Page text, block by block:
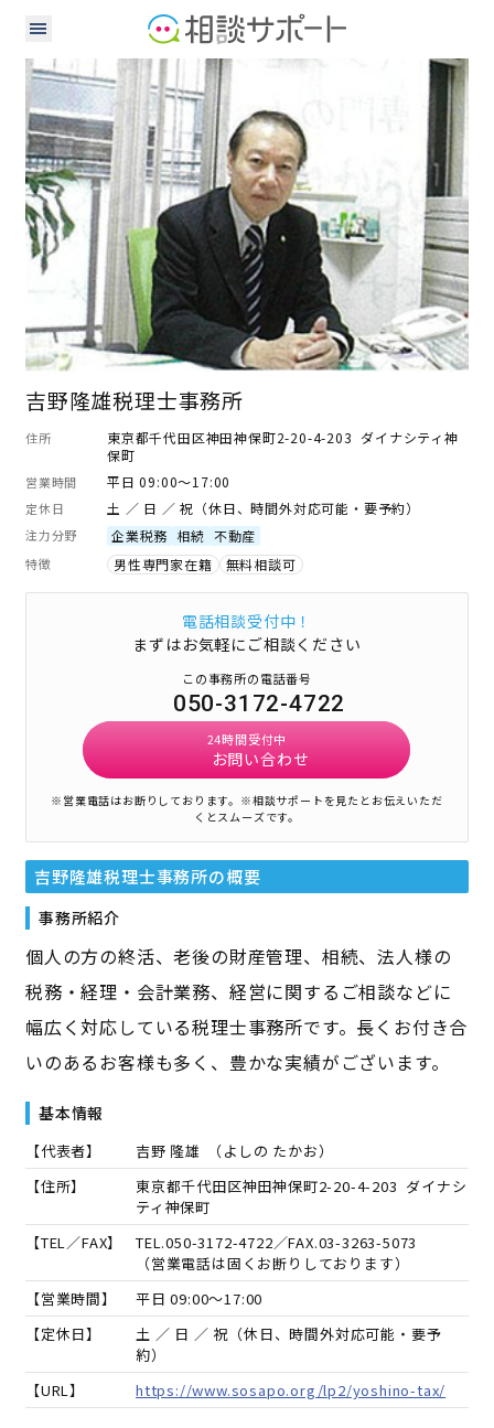
吉野隆雄税理士事務所
住所
東京都千代田区神田神保町2-20-4-203 ダイナシティ神
保町
営業時間 平日 09:00～17:00
定休日 土 ／ 日 ／ 祝（休日、時間外対応可能・要予約）
注力分野 企業税務 相続 不動産
特徴 男性専門家在籍 無料相談可
電話相談受付中！
まずはお気軽にご相談ください
この事務所の電話番号
050-3172-4722
24時間受付中
お問い合わせ
※営業電話はお断りしております。 ※相談サポートを見たとお伝えいただ
くとスムーズです。
吉野隆雄税理士事務所の概要
事務所紹介
個人の方の終活、老後の財産管理、相続、法人様の
税務・経理・会計業務、経営に関するご相談などに
幅広く対応している税理士事務所です。長くお付き合
いのあるお客様も多く、豊かな実績がございます。
基本情報
【代表者】 吉野 隆雄 （よしの たかお）
【住所】
東京都千代田区神田神保町2-20-4-203 ダイナシ
ティ神保町
【TEL／FAX】
TEL.050-3172-4722／FAX.03-3263-5073
（営業電話は固くお断りしております）
【営業時間】
平日 09:00～17:00
【定休日】
土 ／ 日 ／ 祝（休日、時間外対応可能・要予
約）
【URL】
https://www.sosapo.org/lp2/yoshino-tax/